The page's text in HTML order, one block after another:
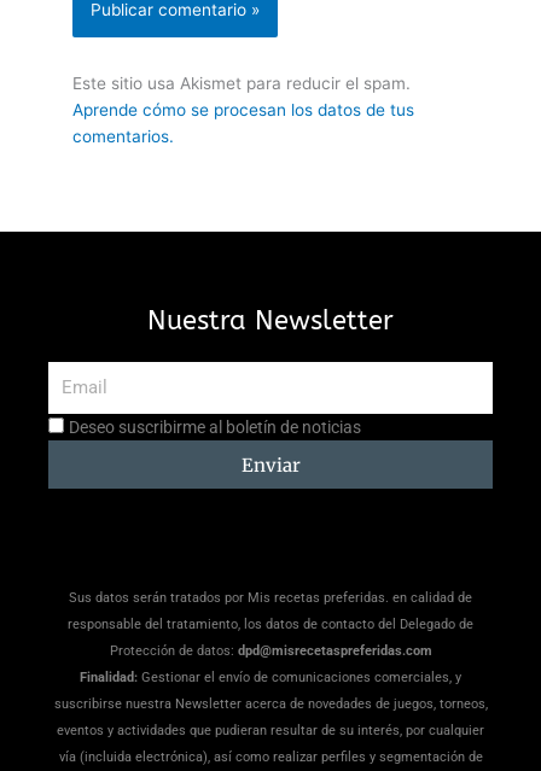
Este sitio usa Akismet para reducir el spam.
Aprende cómo se procesan los datos de tus
comentarios.
Nuestra Newsletter
Aceptación
Deseo suscribirme al boletín de noticias
Enviar
Sus datos serán tratados por Mis recetas preferidas. en calidad de
responsable del tratamiento, los datos de contacto del Delegado de
Protección de datos: dpd@misrecetaspreferidas.com
Finalidad: Gestionar el envío de comunicaciones comerciales, y
suscribirse nuestra Newsletter acerca de novedades de juegos, torneos,
eventos y actividades que pudieran resultar de su interés, por cualquier
vía (incluida electrónica), así como realizar perfiles y segmentación de